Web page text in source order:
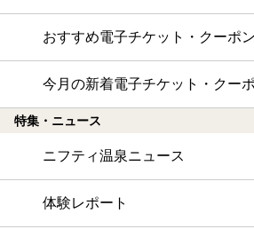
おすすめ電子チケット・クーポ
今月の新着電子チケット・クー
特集・ニュース
ニフティ温泉ニュース
体験レポート